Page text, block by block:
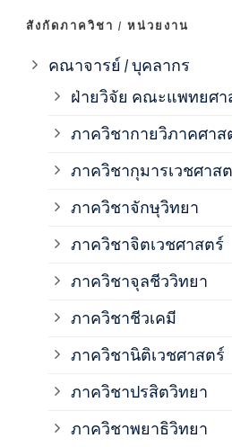
สังกัดภาควิชา / หน่วยงาน
คณาจารย์ / บุคลากร
ฝ่ายวิจัย คณะแพทยศา
ภาควิชากายวิภาคศาส
ภาควิชากุมารเวชศาส
ภาควิชาจักษุวิทยา
ภาควิชาจิตเวชศาสตร์
ภาควิชาจุลชีววิทยา
ภาควิชาชีวเคมี
ภาควิชานิติเวชศาสตร์
ภาควิชาปรสิตวิทยา
ภาควิชาพยาธิวิทยา